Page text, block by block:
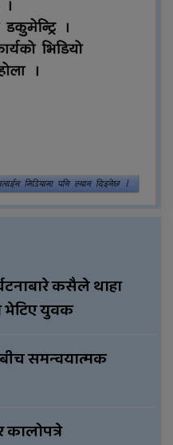
कसैले थाहा
भेटिए युवक
समन्वयात्मक
कालोपत्रे